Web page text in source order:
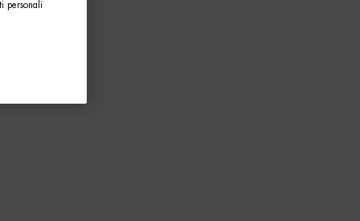
personali